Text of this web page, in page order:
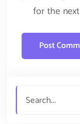
for the